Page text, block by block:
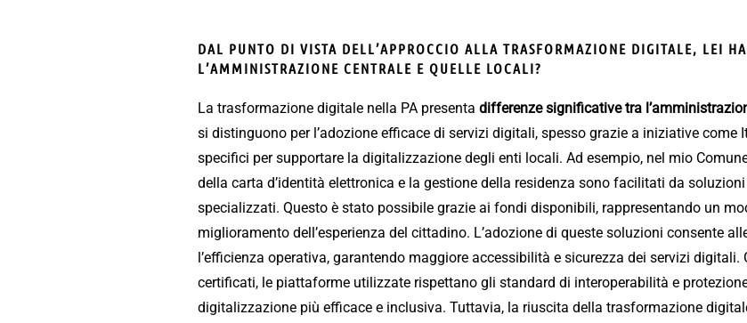
DAL PUNTO DI VISTA DELL’APPROCCIO ALLA TRASFORMAZIONE DIGITALE, LEI
L’AMMINISTRAZIONE CENTRALE E QUELLE LOCALI?
La trasformazione digitale nella PA presenta differenze significative tra
si distinguono per l’adozione efficace di servizi digitali, spesso grazie a iniziative come
specifici per supportare la digitalizzazione degli enti locali. Ad esempio, nel mio
della carta d’identità elettronica e la gestione della residenza sono facilitati da
specializzati. Questo è stato possibile grazie ai fondi disponibili, rappresentando un
miglioramento dell’esperienza del cittadino. L’adozione di queste soluzioni consente
l’efficienza operativa, garantendo maggiore accessibilità e sicurezza dei servizi
certificati, le piattaforme utilizzate rispettano gli standard di interoperabilità e
digitalizzazione più efficace e inclusiva. Tuttavia, la riuscita della trasformazione